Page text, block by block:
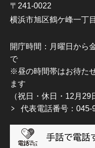
〒241-0022
横浜市旭区鶴ケ峰一丁
開庁時間：月曜日から
で
※昼の時間帯はお待た
ます
（祝日・休日・12月29
代表電話番号：045-